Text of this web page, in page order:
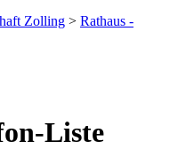
Zolling > Rathaus -
Liste